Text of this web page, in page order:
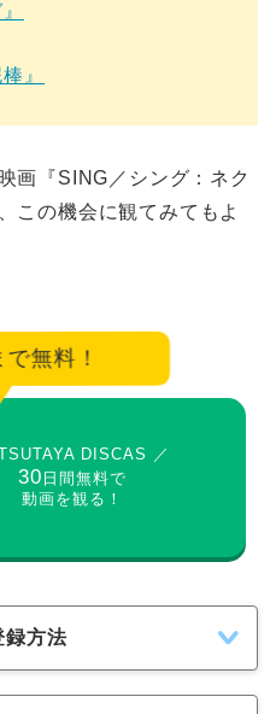
』
画『SING／シング：ネク
この機会に観てみてもよ
無料！
DISCAS ／
30 日間無料で
動画を観る！
方法